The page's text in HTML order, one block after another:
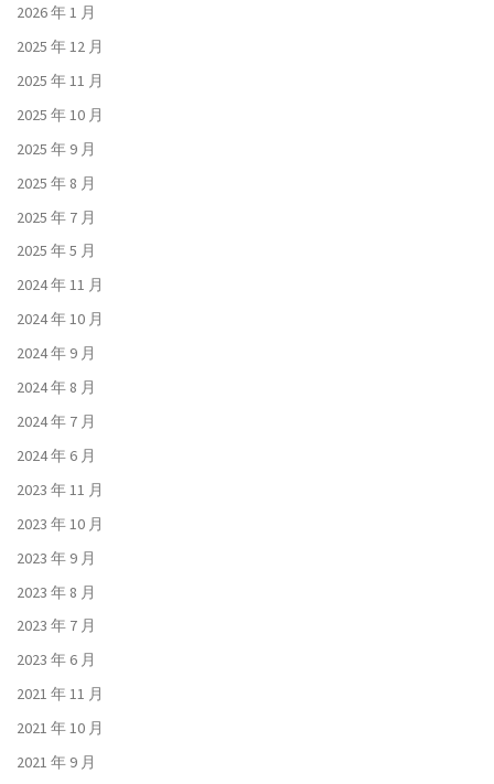
2026 年 1 月
2025 年 12 月
2025 年 11 月
2025 年 10 月
2025 年 9 月
2025 年 8 月
2025 年 7 月
2025 年 5 月
2024 年 11 月
2024 年 10 月
2024 年 9 月
2024 年 8 月
2024 年 7 月
2024 年 6 月
2023 年 11 月
2023 年 10 月
2023 年 9 月
2023 年 8 月
2023 年 7 月
2023 年 6 月
2021 年 11 月
2021 年 10 月
2021 年 9 月